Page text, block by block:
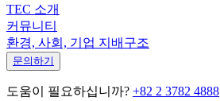
TEC 소개
커뮤니티
환경, 사회, 기업 지배구조
문의하기
도움이 필요하십니까? +82 2 3782 4888